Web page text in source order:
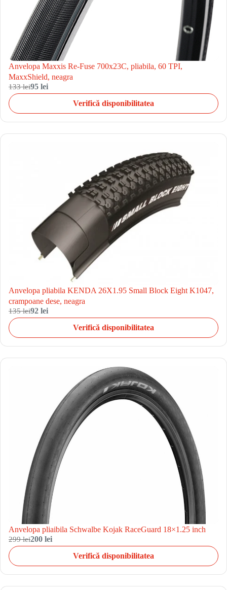
Anvelopa Maxxis Re-Fuse 700x23C, pliabila, 60 TPI,
MaxxShield, neagra
133 lei95 lei
Verifică disponibilitatea
Anvelopa pliabila KENDA 26X1.95 Small Block Eight K1047,
crampoane dese, neagra
135 lei92 lei
Verifică disponibilitatea
Anvelopa pliaibila Schwalbe Kojak RaceGuard 18×1.25 inch
299 lei200 lei
Verifică disponibilitatea